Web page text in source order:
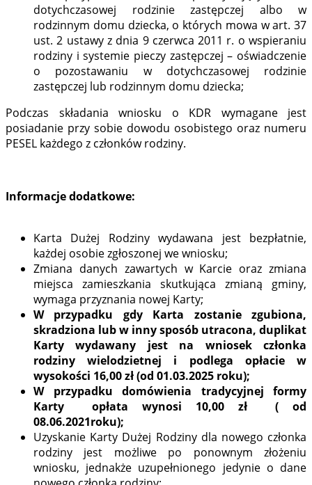
dotychczasowej rodzinie zastępczej albo w
rodzinnym domu dziecka, o których mowa w art. 37
ust. 2 ustawy z dnia 9 czerwca 2011 r. o wspieraniu
rodziny i systemie pieczy zastępczej – oświadczenie
o pozostawaniu w dotychczasowej rodzinie
zastępczej lub rodzinnym domu dziecka;
Podczas składania wniosku o KDR wymagane jest
posiadanie przy sobie dowodu osobistego oraz numeru
PESEL każdego z członków rodziny.
Informacje dodatkowe:
Karta Dużej Rodziny wydawana jest bezpłatnie,
każdej osobie zgłoszonej we wniosku;
Zmiana danych zawartych w Karcie oraz zmiana
miejsca zamieszkania skutkująca zmianą gminy,
wymaga przyznania nowej Karty;
W przypadku gdy Karta zostanie zgubiona,
skradziona lub w inny sposób utracona, duplikat
Karty wydawany jest na wniosek członka
rodziny wielodzietnej i podlega opłacie w
wysokości 16,00 zł (od 01.03.2025 roku);
W przypadku domówienia tradycyjnej formy
Karty opłata wynosi 10,00 zł ( od
08.06.2021roku);
Uzyskanie Karty Dużej Rodziny dla nowego członka
rodziny jest możliwe po ponownym złożeniu
wniosku, jednakże uzupełnionego jedynie o dane